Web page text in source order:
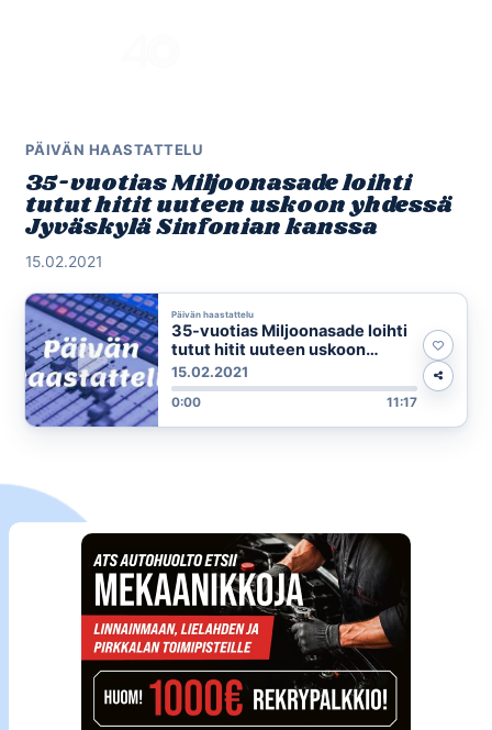
PÄIVÄN HAASTATTELU
35-vuotias Miljoonasade loihti
tutut hitit uuteen uskoon yhdessä
Jyväskylä Sinfonian kanssa
15.02.2021
Päivän haastattelu
35-vuotias Miljoonasade loihti
tutut hitit uuteen uskoon
yhdessä Jyväskylä Sinfonian
kanssa
15.02.2021
0:00 11:17